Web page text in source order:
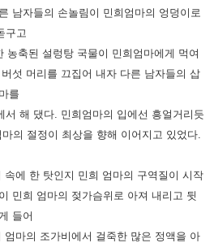
남자들의 손놀림이 민희엄마의 엉덩이로
구고
농축된 설렁탕 국물이 민희엄마에게 먹여
섯 머리를 끄집어 내자 다른 남자들의 삽
를
서 해 댔다. 민희엄마의 입에선 흥얼거리듯
의 절정이 최상을 향해 이어지고 있었다.
에 한 탓인지 민희 엄마의 구역질 이 시작
민희 엄마의 젖가슴위로 아져 내리고 뒷
들어
엄마의 조가비에서 걸죽한 많은 정액을 아